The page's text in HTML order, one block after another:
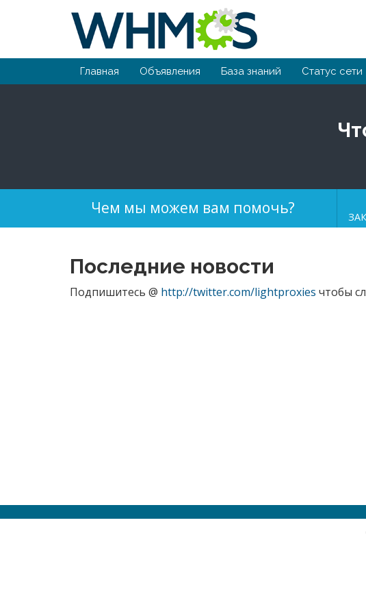
Главная Объявления База знаний Статус сети
Чем мы можем вам помочь?
Последние новости
Подпишитесь @ http://twitter.com/lightproxies чтобы